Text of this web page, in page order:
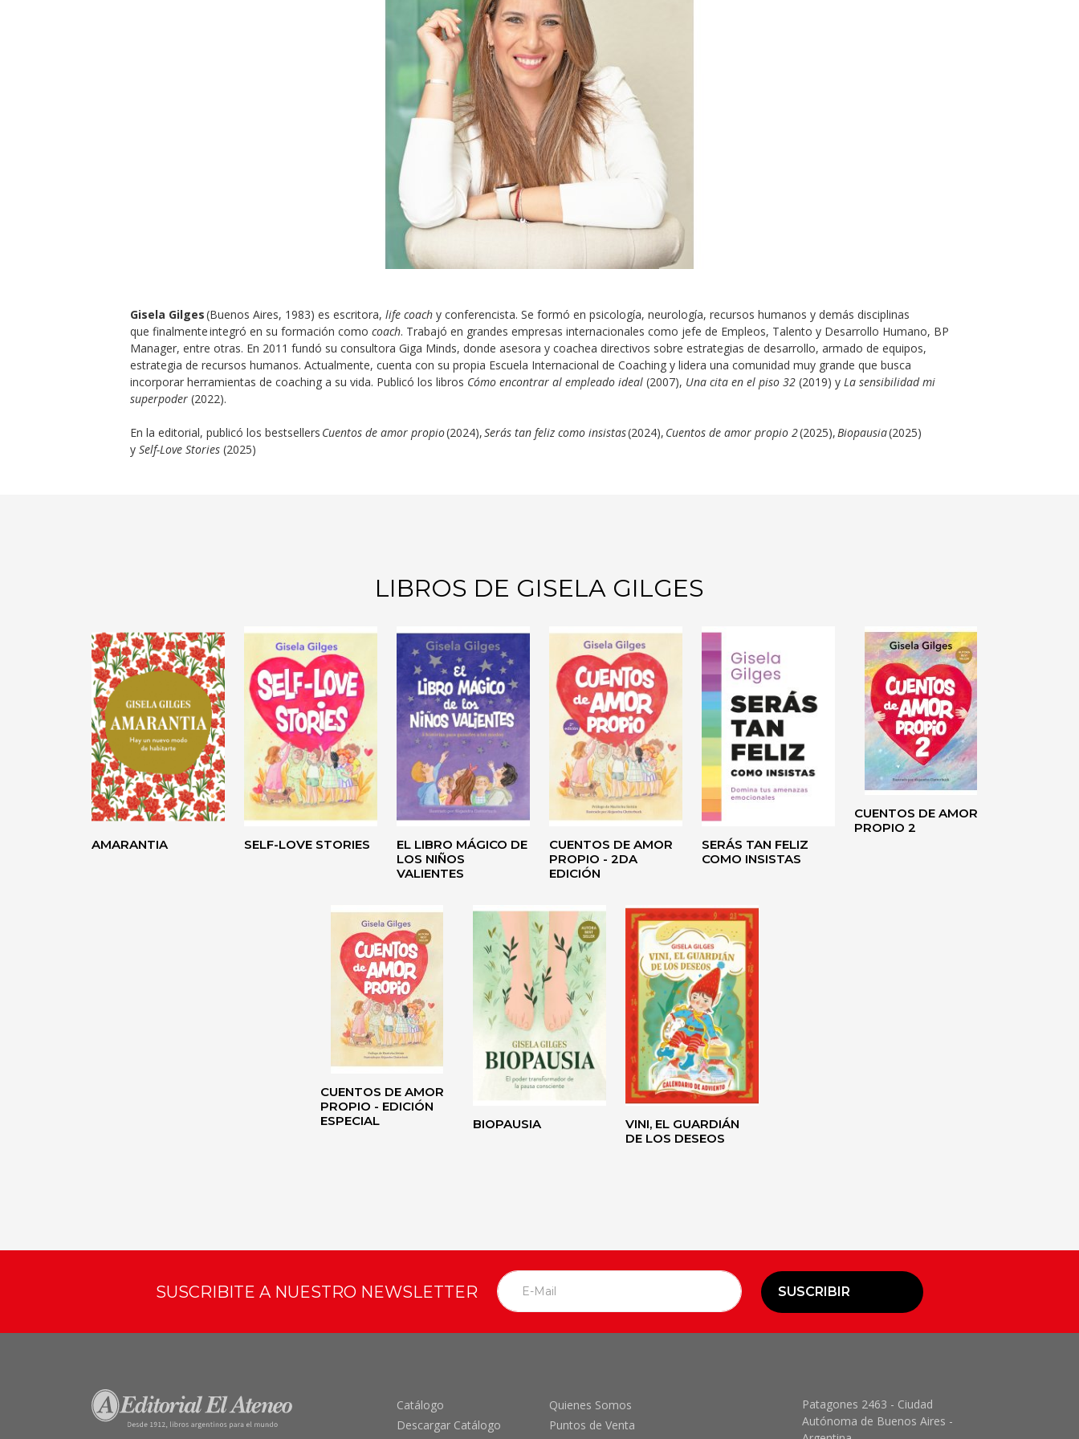
Gisela Gilges(Buenos Aires, 1983) es escritora, life coachy conferencista. Se formó en psicología, neurología, recursos humanos y demás disciplinas
que finalmente integró en su formación como coach. Trabajó en grandes empresas internacionales como jefe de Empleos, Talento y Desarrollo Humano, BP
Manager, entre otras. En 2011 fundó su consultora Giga Minds, donde asesora y coachea directivos sobre estrategias de desarrollo, armado de equipos,
estrategia de recursos humanos. Actualmente, cuenta con su propia Escuela Internacional de Coaching y lidera una comunidad muy grande que busca
incorporar herramientas de coaching a su vida. Publicó los libros Cómo encontrar al empleado ideal(2007), Una cita en el piso 32(2019) y La sensibilidad mi
superpoder(2022).
En la editorial, publicó los bestsellers Cuentos de amor propio(2024),Serás tan feliz como insistas(2024), Cuentos de amor propio 2(2025),Biopausia(2025)
y Self-Love Stories(2025)
LIBROS DE GISELA GILGES
AMARANTIA SELF-LOVE STORIES
EL LIBRO MÁGICO DE
LOS NIÑOS
VALIENTES
CUENTOS DE AMOR
PROPIO - 2DA
EDICIÓN
SERÁS TAN FELIZ
COMO INSISTAS
CUENTOS DE AMOR
PROPIO 2
CUENTOS DE AMOR
PROPIO - EDICIÓN
ESPECIAL
BIOPAUSIA
VINI, EL GUARDIÁN
DE LOS DESEOS
SUSCRIBITE A NUESTRO NEWSLETTER SUSCRIBIR
Catálogo
Descargar Catálogo
Quienes Somos
Puntos de Venta
Patagones 2463 - Ciudad
Autónoma de Buenos Aires -